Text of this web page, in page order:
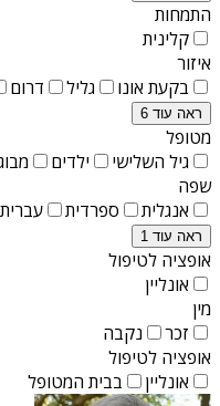
התמחות
קלינית
איזור
בקעת אונו
גליל דרום
ראה עוד 6
מטופל
גיל השלישי
ילדים
שפה
אנגלית
ספרדית עברית
ראה עוד 1
אופציה לטיפול
אונליין
מין
זכר
נקבה
אופציה לטיפול
אונליין
בבית המטופל